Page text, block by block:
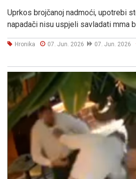
Uprkos brojčanoj nadmoći, upotrebi
napadači nisu uspjeli savladati mma
Hronika 07. Jun. 2026 07. Jun. 2026